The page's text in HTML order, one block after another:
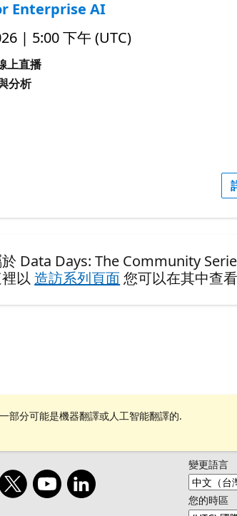
Enterprise AI
| 5:00 下午 (UTC)
上直播
分析
Data Days: The Community
裡以造訪系列頁面 您可以在其中查
部分可能是機器翻譯或人工智能翻譯的.
變更語言
您的時區